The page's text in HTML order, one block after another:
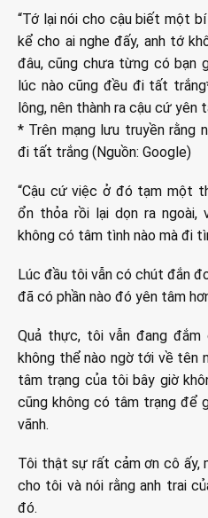
“Tớ lại nói cho cậu biết một
kể cho ai nghe đấy, anh tớ
đâu, cũng chưa từng có bạn
lúc nào cũng đều đi tất
lông, nên thành ra cậu cứ yên
* Trên mạng lưu truyền rằng
đi tất trắng (Nguồn: Google)
“Cậu cứ việc ở đó tạm một
ổn thỏa rồi lại dọn ra ngoài,
không có tâm tình nào mà đi
Lúc đầu tôi vẫn có chút đắn
đã có phần nào đó yên tâm
Quả thực, tôi vẫn đang
không thể nào ngờ tới về tên
tâm trạng của tôi bây giờ
cũng không có tâm trạng để
vãnh.
Tôi thật sự rất cảm ơn cô ấy,
cho tôi và nói rằng anh trai
đó.